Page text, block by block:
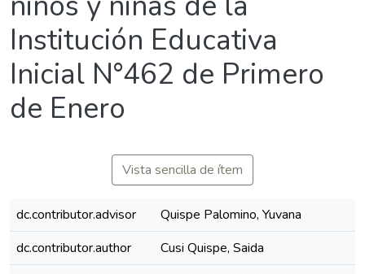
Institución Educativa
Inicial N°462 de Primero
de Enero
Vista sencilla de ítem
dc.contributor.advisor
Quispe Palomino, Yuvana
dc.contributor.author
Cusi Quispe, Saida